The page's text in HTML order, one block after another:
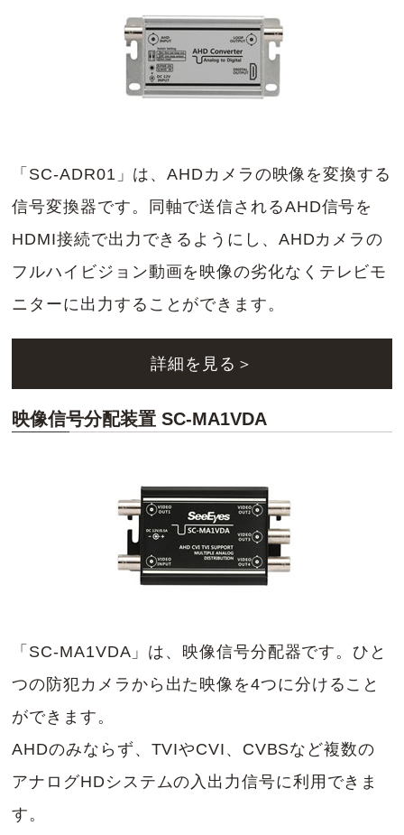
「SC-ADR01」は、AHDカメラの映像を変換する
信号変換器です。同軸で送信されるAHD信号を
HDMI接続で出力できるようにし、AHDカメラの
フルハイビジョン動画を映像の劣化なくテレビモ
ニターに出力することができます。
詳細を見る＞
映像信号分配装置 SC-MA1VDA
「SC-MA1VDA」は、映像信号分配器です。ひと
つの防犯カメラから出た映像を4つに分けること
ができます。
AHDのみならず、TVIやCVI、CVBSなど複数の
アナログHDシステムの入出力信号に利用できま
す。